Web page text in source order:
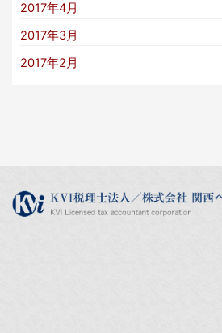
2017年4月
2017年3月
2017年2月